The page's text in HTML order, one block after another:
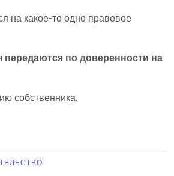
на какое-то одно правовое
передаются по доверенности на
собственника.